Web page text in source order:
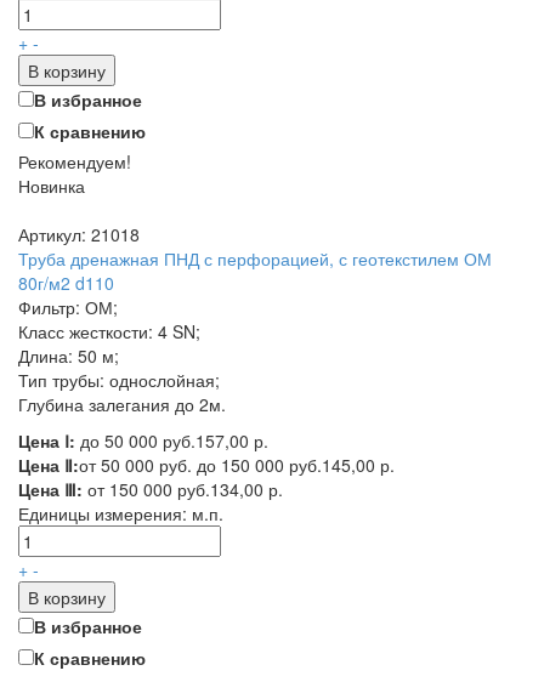
+ -
В корзину
В избранное
К сравнению
Рекомендуем!
Новинка
Артикул: 21018
Труба дренажная ПНД с перфорацией, с геотекстилем ОМ
80г/м2 d110
Фильтр: ОМ;
Класс жесткости: 4 SN;
Длина: 50 м;
Тип трубы: однослойная;
Глубина залегания до 2м.
Цена Ⅰ: до 50 000 руб.157,00 р.
Цена Ⅱ:от 50 000 руб. до 150 000 руб.145,00 р.
Цена Ⅲ: от 150 000 руб.134,00 р.
Единицы измерения: м.п.
+ -
В корзину
В избранное
К сравнению